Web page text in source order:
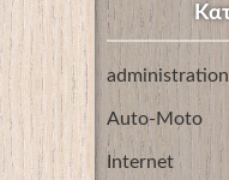
administration
Auto-Moto
Internet